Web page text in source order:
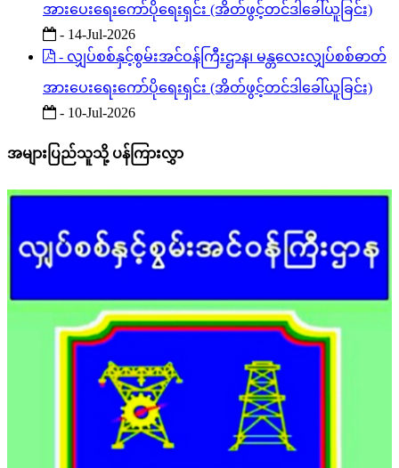
အားပေးရေးကော်ပိုရေးရှင်း (အိတ်ဖွင့်တင်ဒါခေါ်ယူခြင်း)
- 14-Jul-2026
- လျှပ်စစ်နှင့်စွမ်းအင်ဝန်ကြီးဌာန၊ မန္တလေးလျှပ်စစ်ဓာတ်
အားပေးရေးကော်ပိုရေးရှင်း (အိတ်ဖွင့်တင်ဒါခေါ်ယူခြင်း)
- 10-Jul-2026
အများပြည်သူသို့ ပန်ကြားလွှာ